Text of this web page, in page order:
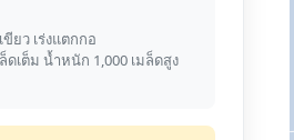
ขียว เร่งแตกกอ
ล็ดเต็ม น้ำหนัก 1,000 เมล็ดสูง